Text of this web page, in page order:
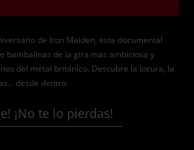
de Iron Maiden, este documental
bambalinas de la gira más ambiciosa y
del metal británico. Descubre la locura, la
desde dentro.
¡No te lo pierdas!